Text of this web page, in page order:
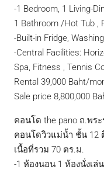
-1 Bedroom, 1 Living-
1 Bathroom /Hot Tub ,
-Built-in Fridge,
-Central Facilities:
Spa, Fitness , Tennis
Rental 39,000 Baht/
Sale price 8,800,000
คอนโด the pano ถ.พร
คอนโดวิวแม่น้ำ ชั้น 12
เนื้อที่รวม 70 ตร.ม.
-1 ห้องนอน 1 ห้องนั่งเ